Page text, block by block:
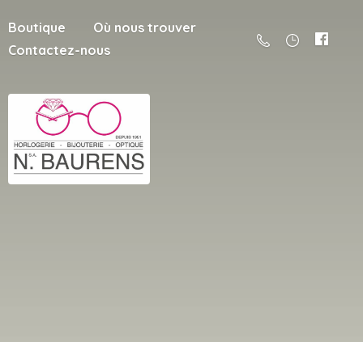
Boutique
Où nous trouver
Contactez-nous